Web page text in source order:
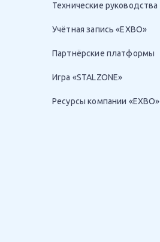
Технические руководства
Учётная запись «EXBO»
Партнёрские платформы
Игра «STALZONE»
Ресурсы компании «EXBO»